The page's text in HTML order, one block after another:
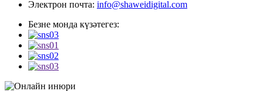
Электрон почта: info@shaweidigital.com
Безне монда күзәтегез: